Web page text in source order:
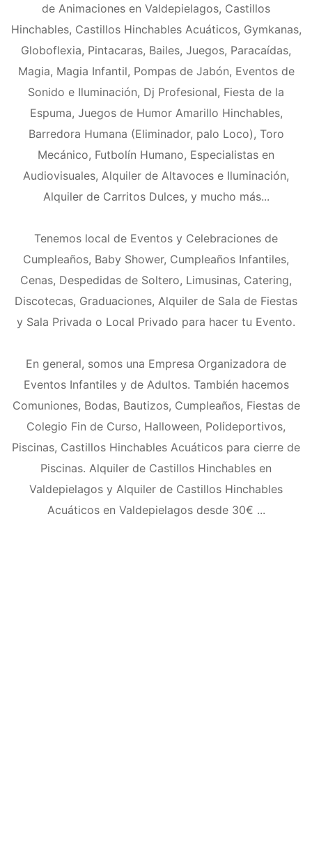
de Animaciones en Valdepielagos, Castillos
Hinchables, Castillos Hinchables Acuáticos, Gymkanas,
Globoflexia, Pintacaras, Bailes, Juegos, Paracaídas,
Magia, Magia Infantil, Pompas de Jabón, Eventos de
Sonido e Iluminación, Dj Profesional, Fiesta de la
Espuma, Juegos de Humor Amarillo Hinchables,
Barredora Humana (Eliminador, palo Loco), Toro
Mecánico, Futbolín Humano, Especialistas en
Audiovisuales, Alquiler de Altavoces e Iluminación,
Alquiler de Carritos Dulces, y mucho más...
Tenemos local de Eventos y Celebraciones de
Cumpleaños, Baby Shower, Cumpleaños Infantiles,
Cenas, Despedidas de Soltero, Limusinas, Catering,
Discotecas, Graduaciones, Alquiler de Sala de Fiestas
y Sala Privada o Local Privado para hacer tu Evento.
En general, somos una Empresa Organizadora de
Eventos Infantiles y de Adultos. También hacemos
Comuniones, Bodas, Bautizos, Cumpleaños, Fiestas de
Colegio Fin de Curso, Halloween, Polideportivos,
Piscinas, Castillos Hinchables Acuáticos para cierre de
Piscinas. Alquiler de Castillos Hinchables en
Valdepielagos y Alquiler de Castillos Hinchables
Acuáticos en Valdepielagos desde 30€ ...